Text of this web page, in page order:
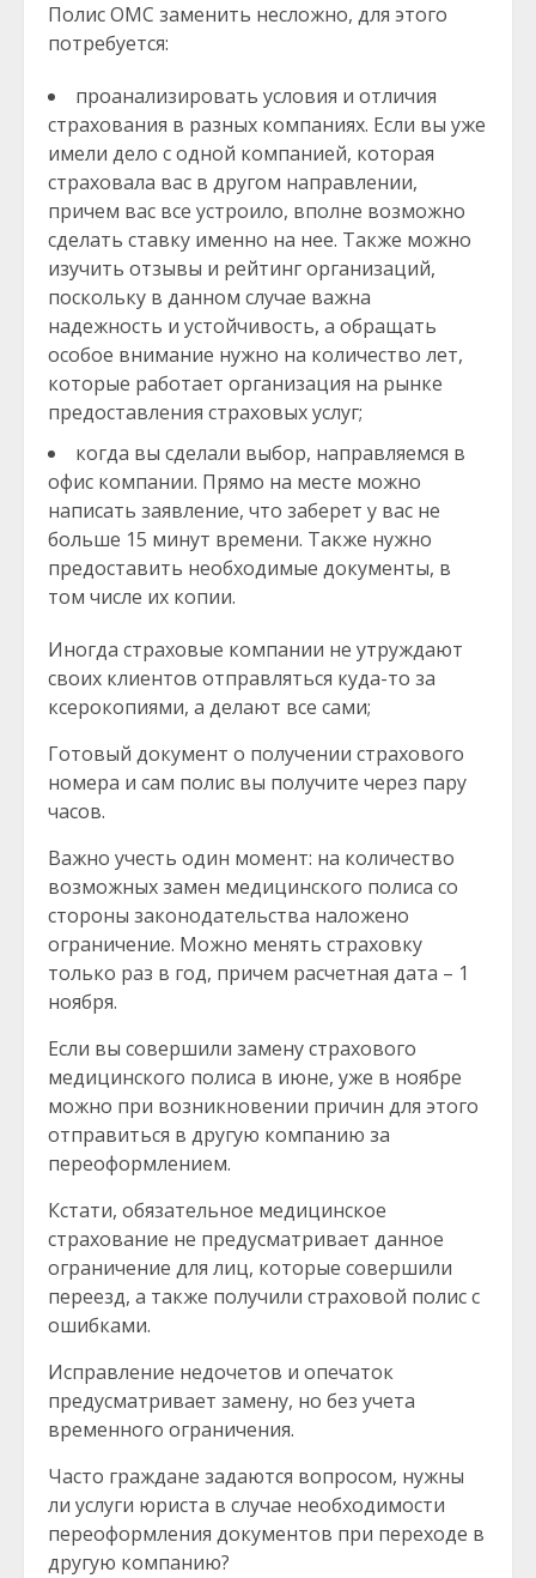
Полис ОМС заменить несложно, для этого
потребуется:
проанализировать условия и отличия
страхования в разных компаниях. Если вы уже
имели дело с одной компанией, которая
страховала вас в другом направлении,
причем вас все устроило, вполне возможно
сделать ставку именно на нее. Также можно
изучить отзывы и рейтинг организаций,
поскольку в данном случае важна
надежность и устойчивость, а обращать
особое внимание нужно на количество лет,
которые работает организация на рынке
предоставления страховых услуг;
когда вы сделали выбор, направляемся в
офис компании. Прямо на месте можно
написать заявление, что заберет у вас не
больше 15 минут времени. Также нужно
предоставить необходимые документы, в
том числе их копии.
Иногда страховые компании не утруждают
своих клиентов отправляться куда-то за
ксерокопиями, а делают все сами;
Готовый документ о получении страхового
номера и сам полис вы получите через пару
часов.
Важно учесть один момент: на количество
возможных замен медицинского полиса со
стороны законодательства наложено
ограничение. Можно менять страховку
только раз в год, причем расчетная дата – 1
ноября.
Если вы совершили замену страхового
медицинского полиса в июне, уже в ноябре
можно при возникновении причин для этого
отправиться в другую компанию за
переоформлением.
Кстати, обязательное медицинское
страхование не предусматривает данное
ограничение для лиц, которые совершили
переезд, а также получили страховой полис с
ошибками.
Исправление недочетов и опечаток
предусматривает замену, но без учета
временного ограничения.
Часто граждане задаются вопросом, нужны
ли услуги юриста в случае необходимости
переоформления документов при переходе в
другую компанию?